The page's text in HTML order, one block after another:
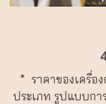
* ราคาของเครื่อ
ประเภท รูปแบบกา